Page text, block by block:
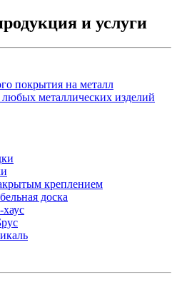
и услуги
покрытия на металл
металлических изделий
креплением
доска